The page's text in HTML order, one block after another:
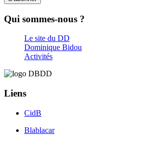
Qui sommes-nous ?
Le site du DD
Dominique Bidou
Activités
Liens
CidB
Blablacar